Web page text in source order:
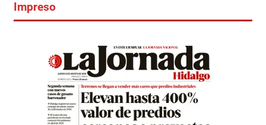
Impreso